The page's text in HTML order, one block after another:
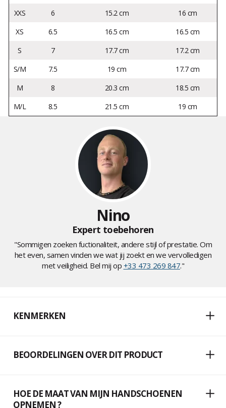
XXS
6 15.2 cm
16 cm
XS
6.5 16.5 cm
16.5 cm
S
7 17.7 cm
17.2 cm
S/M
7.5 19 cm
17.7 cm
M
8 20.3 cm
18.5 cm
M/L
8.5 21.5 cm 19 cm
Nino
Expert toebehoren
"Sommigen zoeken fuctionaliteit, andere stijl of prestatie. Om
het even, samen vinden we wat jij zoekt en we vervolledigen
met veiligheid. Bel mij op +33 473 269 847."
KENMERKEN
BEOORDELINGEN OVER DIT PRODUCT
HOE DE MAAT VAN MIJN HANDSCHOENEN
OPNEMEN ?